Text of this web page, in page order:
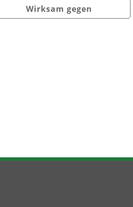
Wirksam gegen